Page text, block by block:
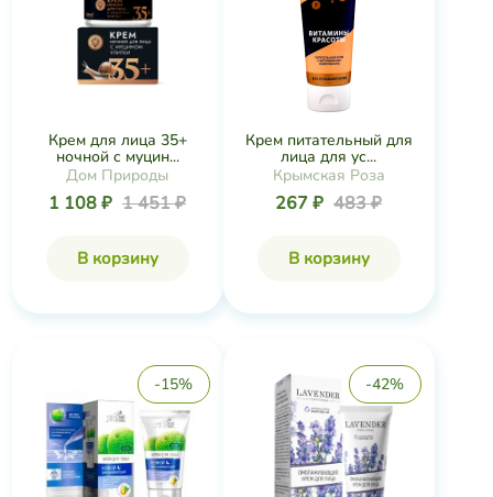
Крем для лица 35+
ночной с муцин...
Дом Природы
1 108 ₽ 1 451 ₽
В корзину
Крем питательный для
лица для ус...
Крымская Роза
267 ₽ 483 ₽
В корзину
-15% -42%